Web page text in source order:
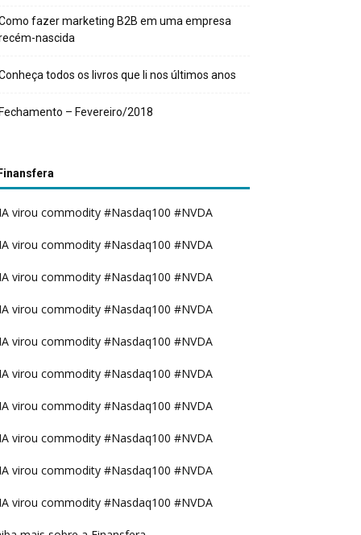
fazer marketing B2B em uma empresa
nascida
todos os livros que li nos últimos anos
Fechamento – Fevereiro/2018
Finansfera
IA virou commodity #Nasdaq100 #NVDA
IA virou commodity #Nasdaq100 #NVDA
IA virou commodity #Nasdaq100 #NVDA
IA virou commodity #Nasdaq100 #NVDA
IA virou commodity #Nasdaq100 #NVDA
IA virou commodity #Nasdaq100 #NVDA
IA virou commodity #Nasdaq100 #NVDA
IA virou commodity #Nasdaq100 #NVDA
IA virou commodity #Nasdaq100 #NVDA
IA virou commodity #Nasdaq100 #NVDA